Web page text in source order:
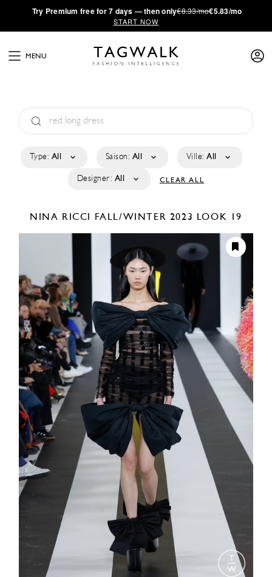
·Try Premium free for 7 days — then only€8.33/mo€5.83/mo
START NOW
MENU
Type: All Saison: All Ville: All
Designer: All CLEAR ALL
NINA RICCI FALL/WINTER 2023 LOOK 19